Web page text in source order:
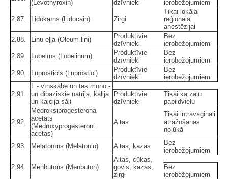
(Levothyroxin)
dzīvnieki
ierobežojumiem
2.87. Lidokaīns (Lidocain) Zirgi
Tikai lokālai
reģionālai
anestēzijai
2.88.
Linu eļļa (Oleum lini)
Produktīvie
dzīvnieki
Bez
ierobežojumiem
2.89.
Lobelīns (Lobelinum)
Produktīvie
dzīvnieki
Bez
ierobežojumiem
2.90.
Luprostiols (Luprostiol)
Produktīvie
dzīvnieki
Bez
ierobežojumiem
2.91.
L - vīnskābe un tās mono -
un dibāziskie nātrija, kālija
un kalcija sāļi
Produktīvie
dzīvnieki
Tikai kā zāļu
papildvielu
2.92.
Medroksiprogesterona
acetāts
(Medroxyprogesteroni
acetas)
Aitas
Tikai intravagināli
atražošanas
nolūkā
2.93. Melatonīns (Melatonin) Aitas, kazas
Bez
ierobežojumiem
2.94. Menbutons (Menbuton)
Aitas, cūkas,
govis, kazas,
zirgi
Bez
ierobežojumiem